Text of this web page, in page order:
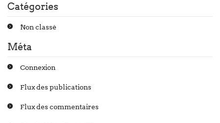
Catégories
Non classé
Méta
Connexion
Flux des publications
Flux des commentaires